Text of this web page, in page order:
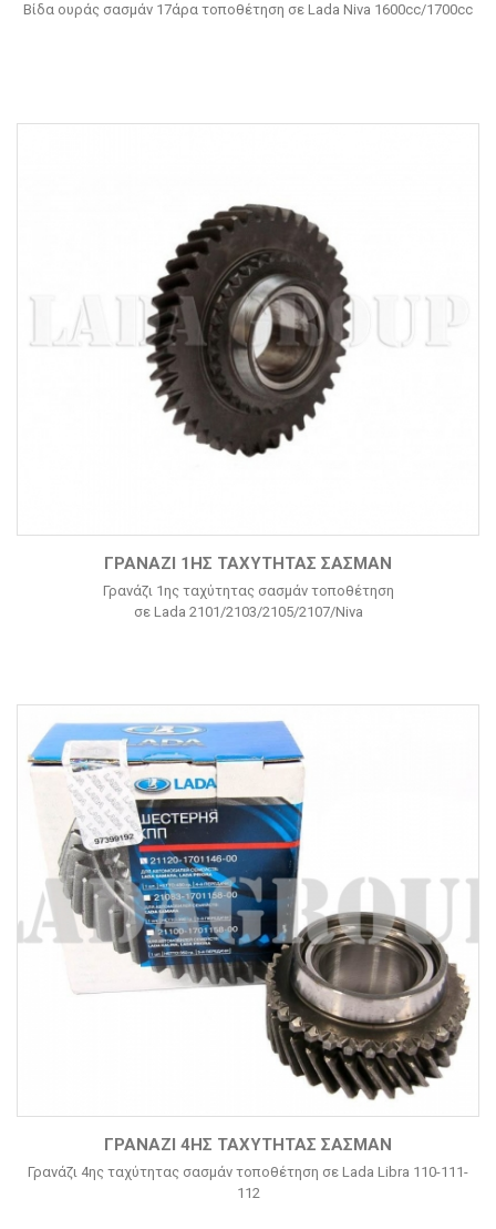
Βίδα ουράς σασμάν 17άρα τοποθέτηση σε Lada Niva 1600cc/1700cc
ΓΡΑΝΆΖΙ 1ΗΣ ΤΑΧΎΤΗΤΑΣ ΣΑΣΜΆΝ
Γρανάζι 1ης ταχύτητας σασμάν τοποθέτηση
σε Lada 2101/2103/2105/2107/Niva
ΓΡΑΝΆΖΙ 4ΗΣ ΤΑΧΎΤΗΤΑΣ ΣΑΣΜΆΝ
Γρανάζι 4ης ταχύτητας σασμάν τοποθέτηση σε Lada Libra 110-111-
112